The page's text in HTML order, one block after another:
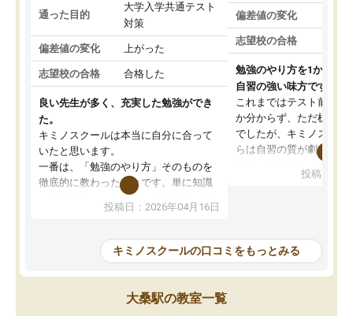
通った目的
大学入学共通テスト
対策
偏差値の変化 上がった
志望校の合格 合格した
良い先生が多く、充実した勉強ができ
た。
キミノスクールは本当に自分に合って
いたと思います。
一番は、「勉強のやり方」そのものを
徹底的に教わったことです。単に知識
を詰め込むのではなく、自学自習の習
慣が身につくよう並走してくれるの
はなくなりました。
講師の方との距離も近く、親身なコー
チングのおかげで、停滞期もモチベー
ションを維持できました。「やらされ
投稿日：2026年04月16日
偏差値の変化
志望校の合格
勉強のやり方を1から教
自習の強い味方です。
これまではテスト前に何
か分からず、ただ机に座
でしたが、キミノスクー
らは自習の質が劇的に変
を明確にしてくれるの
の仕方をコーチングして
ルなので、家での学習習
身につきました。結果と
投稿日：
キミノスクールの口コミをもっとみる
大桑駅の教室一覧